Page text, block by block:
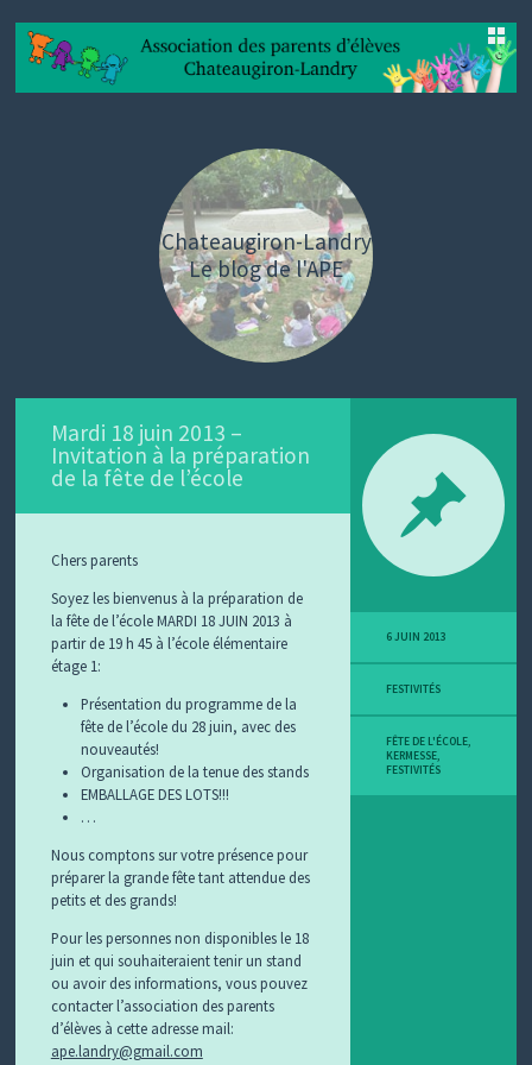
Chateaugiron-Landry
Le blog de l'APE
SKIP
Mardi 18 juin 2013 –
Invitation à la préparation
de la fête de l’école
Chers parents
Soyez les bienvenus à la préparation de
la fête de l’école MARDI 18 JUIN 2013 à
partir de 19 h 45 à l’école élémentaire
étage 1:
Présentation du programme de la
fête de l’école du 28 juin, avec des
nouveautés!
Organisation de la tenue des stands
EMBALLAGE DES LOTS!!!
…
Nous comptons sur votre présence pour
préparer la grande fête tant attendue des
petits et des grands!
Pour les personnes non disponibles le 18
juin et qui souhaiteraient tenir un stand
ou avoir des informations, vous pouvez
contacter l’association des parents
d’élèves à cette adresse mail:
ape.landry@gmail.com
6 JUIN 2013
FESTIVITÉS
FÊTE DE L'ÉCOLE,
KERMESSE,
FESTIVITÉS